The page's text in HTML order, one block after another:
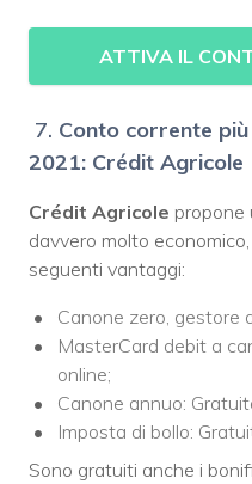
ATTIVA IL
7. Conto corrente
2021: Crédit Agricole
Crédit Agricole propone
davvero molto
seguenti vantaggi:
Canone zero, gestore
MasterCard debit a
online;
Canone annuo:
Imposta di bollo:
Sono gratuiti anche i